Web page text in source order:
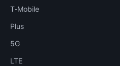
T-Mobile
Plus
5G
LTE